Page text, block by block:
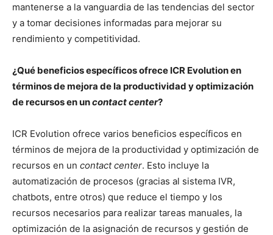
mantenerse a la vanguardia de las tendencias del sector
y a tomar decisiones informadas para mejorar su
rendimiento y competitividad.
¿Qué beneficios específicos ofrece ICR Evolution en
términos de mejora de la productividad y optimización
de recursos en uncontact center?
ICR Evolution ofrece varios beneficios específicos en
términos de mejora de la productividad y optimización de
recursos en un contact center. Esto incluye la
automatización de procesos (gracias al sistema IVR,
chatbots, entre otros) que reduce el tiempo y los
recursos necesarios para realizar tareas manuales, la
optimización de la asignación de recursos y gestión de